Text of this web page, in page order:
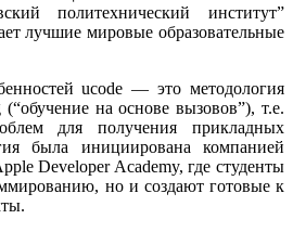
политехнический институт”
лучшие мировые образовательные
ucode — это методология
на основе вызовов”), т.е.
для получения прикладных
была инициирована компанией
Developer Academy, где студенты
но и создают готовые к